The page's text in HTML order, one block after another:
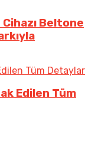
Cihazı Beltone
Edilen Tüm